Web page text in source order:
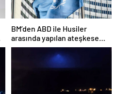
BM’den ABD ile Husiler
arasında yapılan ateşkese
ilişkin değerlendirme